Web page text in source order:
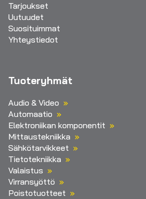
Tarjoukset
Uutuudet
Suosituimmat
Yhteystiedot
Tuoteryhmät
Audio & Video
Automaatio
Elektroniikan komponentit
Mittaustekniikka
Sähkötarvikkeet
Tietotekniikka
Valaistus
Virransyöttö
Poistotuotteet